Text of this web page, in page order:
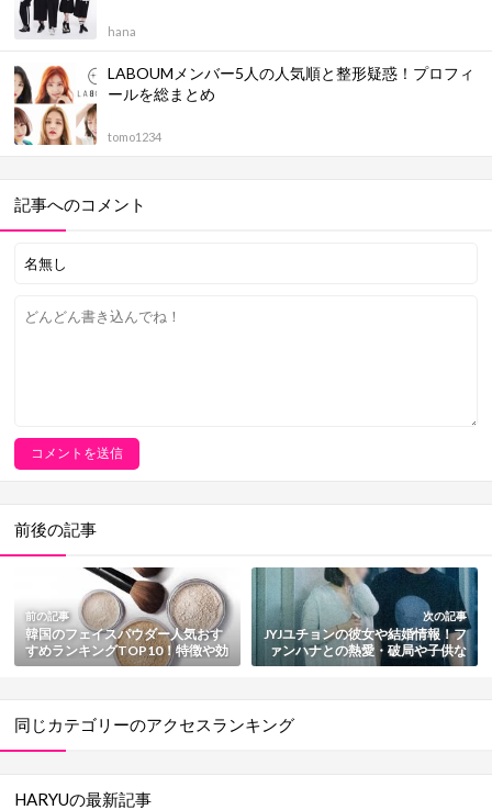
hana
LABOUMメンバー5人の人気順と整形疑惑！プロフィ
ールを総まとめ
tomo1234
記事へのコメント
前後の記事
前の記事
韓国のフェイスパウダー人気おす
すめランキングTOP10！特徴や効
果・口コミも総まとめ
次の記事
JYJユチョンの彼女や結婚情報！フ
ァンハナとの熱愛・破局や子供な
ど総まとめ
同じカテゴリーのアクセスランキング
HARYUの最新記事